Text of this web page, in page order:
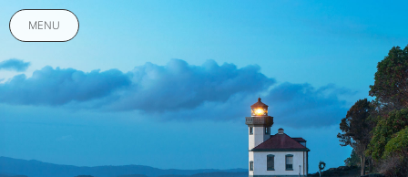
MENU